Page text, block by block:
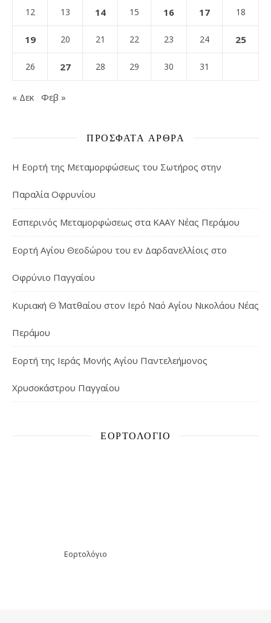
12 13 14 15 16 17 18
19 20 21 22 23 24 25
26 27 28 29 30 31
« Δεκ Φεβ »
ΠΡΌΣΦΑΤΑ ΆΡΘΡΑ
Η Εορτή της Μεταμορφώσεως του Σωτήρος στην
Παραλία Οφρυνίου
Εσπερινός Μεταμορφώσεως στα ΚΑΑΥ Νέας Περάμου
Εορτή Αγίου Θεοδώρου του εν Δαρδανελλίοις στο
Οφρύνιο Παγγαίου
Κυριακή Θ΄ Ματθαίου στον Ιερό Ναό Αγίου Νικολάου Νέας
Περάμου
Εορτή της Ιεράς Μονής Αγίου Παντελεήμονος
Χρυσοκάστρου Παγγαίου
ΕΟΡΤΟΛΌΓΙΟ
Εορτολόγιο